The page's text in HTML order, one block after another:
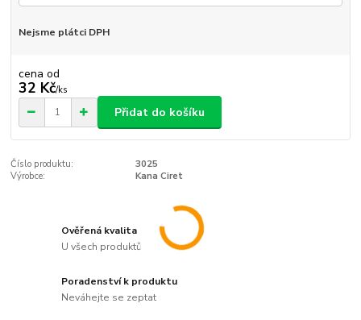
Nejsme plátci DPH
cena od
32 Kč/ks
Přidat do košíku
Číslo produktu:
3025
Výrobce:
Kana Ciret
Ověřená kvalita
U všech produktů
Poradenství k produktu
Neváhejte se zeptat